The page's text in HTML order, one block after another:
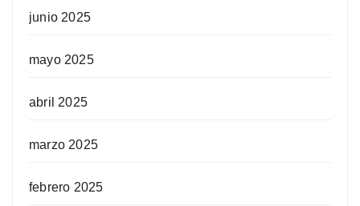
junio 2025
mayo 2025
abril 2025
marzo 2025
febrero 2025